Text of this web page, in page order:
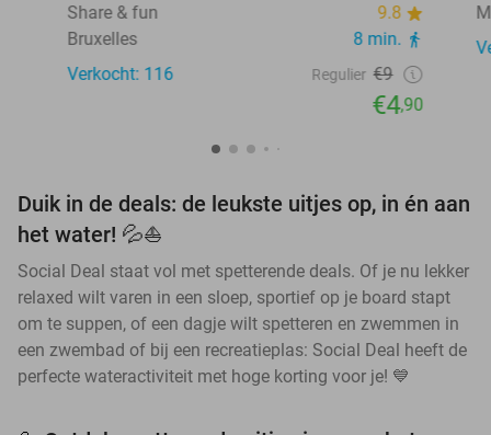
Share & fun
9.8
Bruxelles
8 min.
Verkocht: 116
Regulier €9
€4,90
Duik in de deals: de leukste uitjes op, in én aan
het water! 💦⛵
Social Deal staat vol met spetterende deals. Of je nu lekker
relaxed wilt varen in een sloep, sportief op je board stapt
om te suppen, of een dagje wilt spetteren en zwemmen in
een zwembad of bij een recreatieplas: Social Deal heeft de
perfecte wateractiviteit met hoge korting voor je! 💙